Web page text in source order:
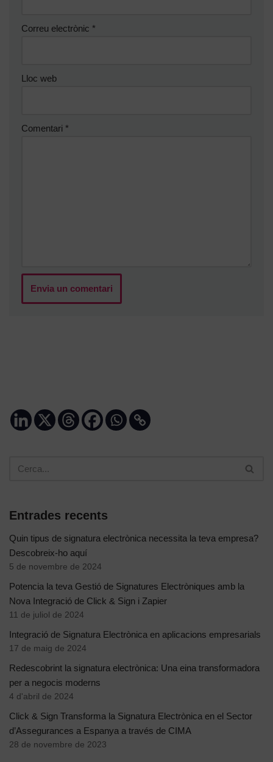
Correu electrònic *
Lloc web
Comentari *
Entrades recents
Quin tipus de signatura electrònica necessita la teva empresa?
Descobreix-ho aquí
5 de novembre de 2024
Potencia la teva Gestió de Signatures Electròniques amb la
Nova Integració de Click & Sign i Zapier
11 de juliol de 2024
Integració de Signatura Electrònica en aplicacions empresarials
17 de maig de 2024
Redescobrint la signatura electrònica: Una eina transformadora
per a negocis moderns
4 d'abril de 2024
Click & Sign Transforma la Signatura Electrònica en el Sector
d’Assegurances a Espanya a través de CIMA
28 de novembre de 2023